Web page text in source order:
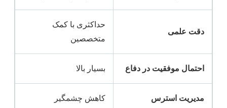
دقت علمی
حداکثری با کمک
متخصصین
احتمال موفقیت در دفاع بسیار بالا
مدیریت استرس کاهش چشمگیر